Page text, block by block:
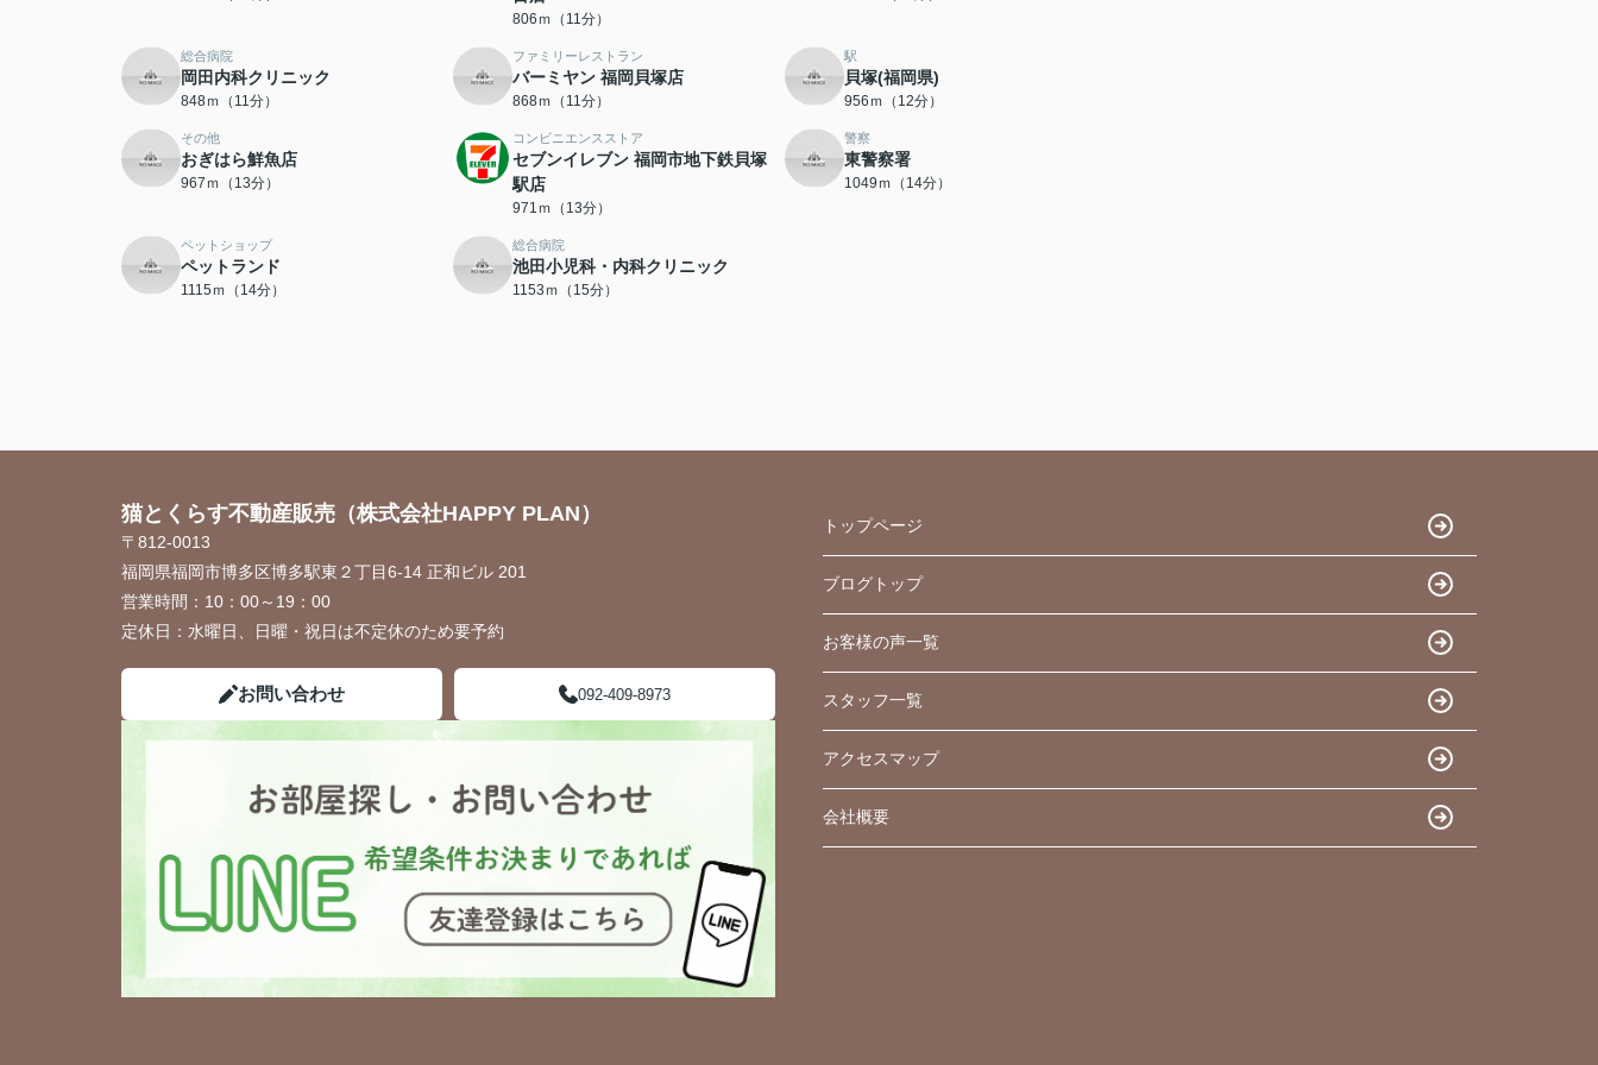
806ｍ（11分）
総合病院
岡田内科クリニック
848ｍ（11分）
ファミリーレストラン
バーミヤン 福岡貝塚店
868ｍ（11分）
駅
貝塚(福岡県)
956ｍ（12分）
その他
おぎはら鮮魚店
967ｍ（13分）
コンビニエンスストア
セブンイレブン 福岡市地下鉄貝塚
駅店
971ｍ（13分）
警察
東警察署
1049ｍ（14分）
ペットショップ
ペットランド
1115ｍ（14分）
総合病院
池田小児科・内科クリニック
1153ｍ（15分）
猫とくらす不動産販売（株式会社HAPPY PLAN）
〒812-0013
福岡県福岡市博多区博多駅東２丁目6-14 正和ビル 201
営業時間： 10：00～19：00
定休日： 水曜日、日曜・祝日は不定休のため要予約
お問い合わせ 092-409-8973
トップページ
ブログトップ
お客様の声一覧
スタッフ一覧
アクセスマップ
会社概要